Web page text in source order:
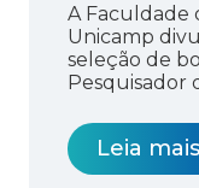
A Faculdade
Unicamp
seleção de
Pesquisador
Leia mais